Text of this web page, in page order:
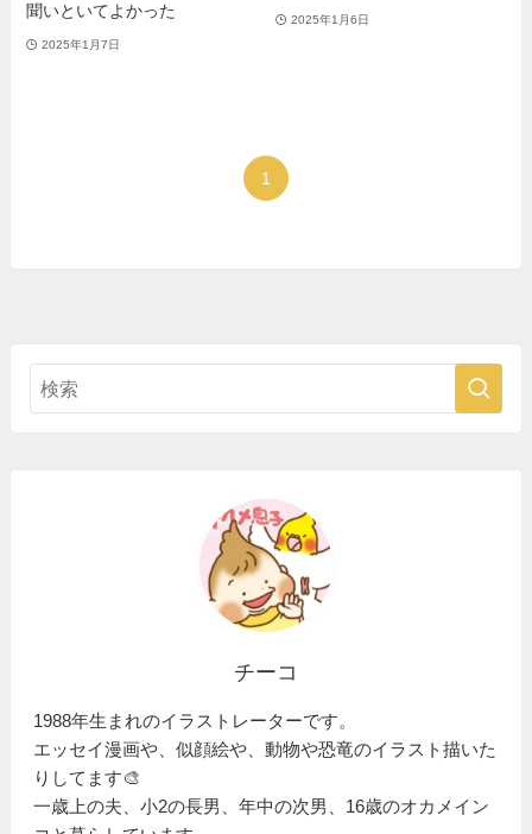
聞いといてよかった
2025年1月7日
2025年1月6日
1
チーコ
1988年生まれのイラストレーターです。
エッセイ漫画や、似顔絵や、動物や恐竜のイラスト描いた
りしてます🎨
一歳上の夫、小2の長男、年中の次男、16歳のオカメイン